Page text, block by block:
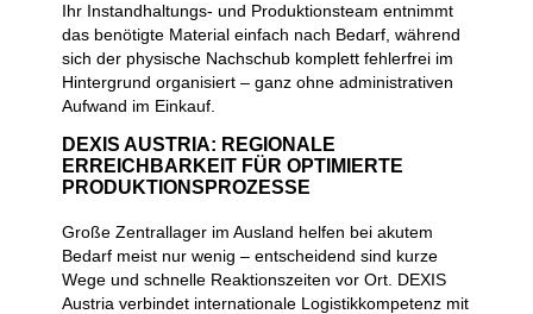
Ihr Instandhaltungs- und Produktionsteam entnimmt
das benötigte Material einfach nach Bedarf, während
sich der physische Nachschub komplett fehlerfrei im
Hintergrund organisiert – ganz ohne administrativen
Aufwand im Einkauf.
DEXIS AUSTRIA: REGIONALE
ERREICHBARKEIT FÜR OPTIMIERTE
PRODUKTIONSPROZESSE
Große Zentrallager im Ausland helfen bei akutem
Bedarf meist nur wenig – entscheidend sind kurze
Wege und schnelle Reaktionszeiten vor Ort. DEXIS
Austria verbindet internationale Logistikkompetenz mit